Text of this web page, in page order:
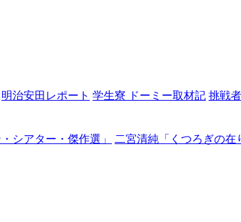
明治安田レポート 学生寮 ドーミー取材記 挑戦
シアター・傑作選」
二宮清純「くつろぎの在